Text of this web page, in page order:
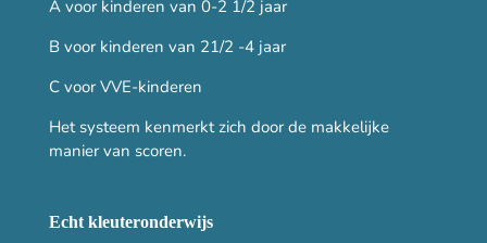
A voor kinderen van 0-2 1/2 jaar
B voor kinderen van 21/2 -4 jaar
C voor VVE-kinderen
Het systeem kenmerkt zich door de makkelijke
manier van scoren.
Echt kleuteronderwijs